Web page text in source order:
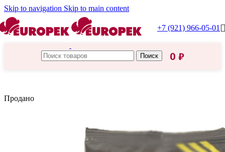
Skip to navigation Skip to main content
+7 (921) 966-05-01
Поиск 0 ₽
Продано